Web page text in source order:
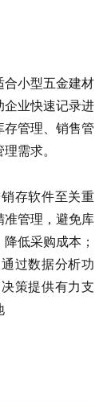
合小型五金建材
企业快速记录进
存管理、销售管
需求。
存软件至关重
准管理，避免库
低采购成本；
过数据分析功
策提供有力支